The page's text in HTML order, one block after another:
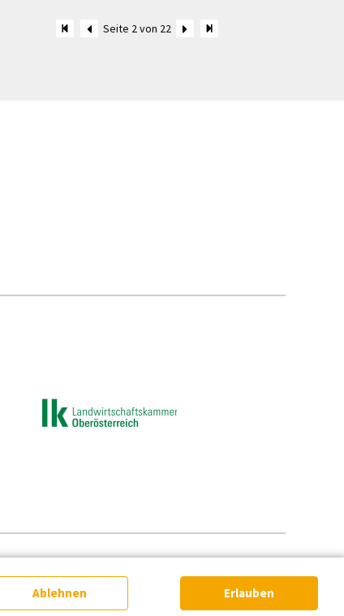
Seite 2 von 22
Ablehnen Erlauben